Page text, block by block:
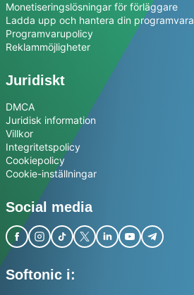
Monetiseringslösningar för förläggare
Ladda upp och hantera din programvara
Programvarupolicy
Reklammöjligheter
Juridiskt
DMCA
Juridisk information
Villkor
Integritetspolicy
Cookiepolicy
Cookie-inställningar
Social media
Softonic i: